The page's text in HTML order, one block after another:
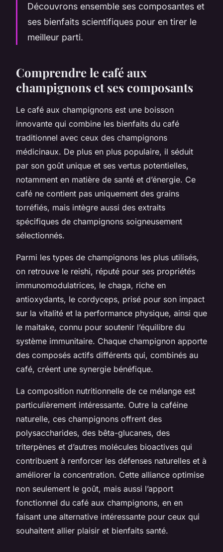
Découvrons ensemble ses composantes et
ses bienfaits scientifiques pour en tirer le
meilleur parti.
Comprendre le café aux
champignons et ses composants
Le café aux champignons est une boisson
innovante qui combine les bienfaits du café
traditionnel avec ceux des champignons
médicinaux. De plus en plus populaire, il séduit
par son goût unique et ses vertus potentielles,
notamment en matière de santé et d’énergie. Ce
café ne contient pas uniquement des grains
torréfiés, mais intègre aussi des extraits
spécifiques de champignons soigneusement
sélectionnés.
Parmi les types de champignons les plus utilisés,
on retrouve le reishi, réputé pour ses propriétés
immunomodulatrices, le chaga, riche en
antioxydants, le cordyceps, prisé pour son impact
sur la vitalité et la performance physique, ainsi que
le maitake, connu pour soutenir l’équilibre du
système immunitaire. Chaque champignon apporte
des composés actifs différents qui, combinés au
café, créent une synergie bénéfique.
La composition nutritionnelle de ce mélange est
particulièrement intéressante. Outre la caféine
naturelle, ces champignons offrent des
polysaccharides, des bêta-glucanes, des
triterpènes et d’autres molécules bioactives qui
contribuent à renforcer les défenses naturelles et à
améliorer la concentration. Cette alliance optimise
non seulement le goût, mais aussi l’apport
fonctionnel du café aux champignons, en en
faisant une alternative intéressante pour ceux qui
souhaitent allier plaisir et bienfaits santé.